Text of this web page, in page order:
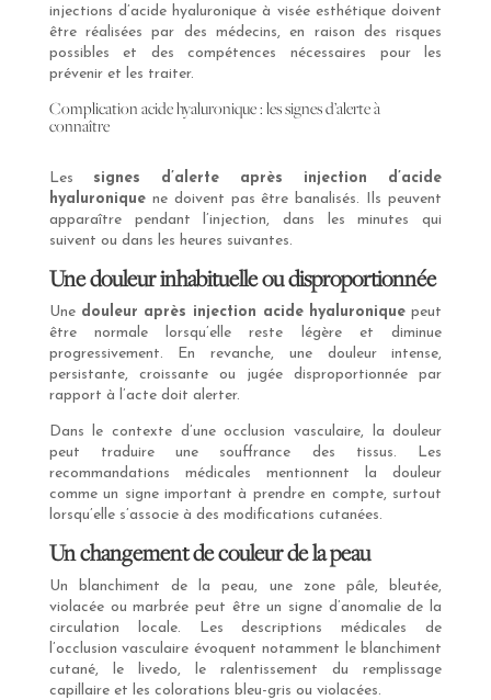
injections d’acide hyaluronique à visée esthétique doivent
être réalisées par des médecins, en raison des risques
possibles et des compétences nécessaires pour les
prévenir et les traiter.
Complication acide hyaluronique : les signes d’alerte à
connaître
Les signes d’alerte après injection d’acide
hyaluroniquene doivent pas être banalisés. Ils peuvent
apparaître pendant l’injection, dans les minutes qui
suivent ou dans les heures suivantes.
Une douleur inhabituelle ou disproportionnée
Une douleur après injection acide hyaluronique peut
être normale lorsqu’elle reste légère et diminue
progressivement. En revanche, une douleur intense,
persistante, croissante ou jugée disproportionnée par
rapport à l’acte doit alerter.
Dans le contexte d’une occlusion vasculaire, la douleur
peut traduire une souffrance des tissus. Les
recommandations médicales mentionnent la douleur
comme un signe important à prendre en compte, surtout
lorsqu’elle s’associe à des modifications cutanées.
Un changement de couleur de la peau
Un blanchiment de la peau, une zone pâle, bleutée,
violacée ou marbrée peut être un signe d’anomalie de la
circulation locale. Les descriptions médicales de
l’occlusion vasculaire évoquent notamment le blanchiment
cutané, le livedo, le ralentissement du remplissage
capillaire et les colorations bleu-gris ou violacées.